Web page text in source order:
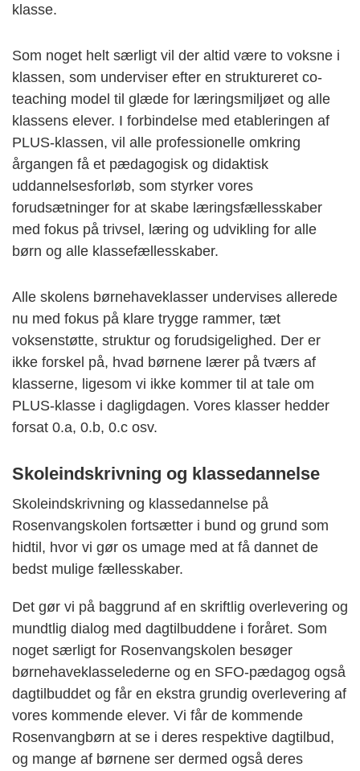
klasse.
Som noget helt særligt vil der altid være to voksne i
klassen, som underviser efter en struktureret co-
teaching model til glæde for læringsmiljøet og alle
klassens elever. I forbindelse med etableringen af
PLUS-klassen, vil alle professionelle omkring
årgangen få et pædagogisk og didaktisk
uddannelsesforløb, som styrker vores
forudsætninger for at skabe læringsfællesskaber
med fokus på trivsel, læring og udvikling for alle
børn og alle klassefællesskaber.
Alle skolens børnehaveklasser undervises allerede
nu med fokus på klare trygge rammer, tæt
voksenstøtte, struktur og forudsigelighed. Der er
ikke forskel på, hvad børnene lærer på tværs af
klasserne, ligesom vi ikke kommer til at tale om
PLUS-klasse i dagligdagen. Vores klasser hedder
forsat 0.a, 0.b, 0.c osv.
Skoleindskrivning og klassedannelse
Skoleindskrivning og klassedannelse på
Rosenvangskolen fortsætter i bund og grund som
hidtil, hvor vi gør os umage med at få dannet de
bedst mulige fællesskaber.
Det gør vi på baggrund af en skriftlig overlevering og
mundtlig dialog med dagtilbuddene i foråret. Som
noget særligt for Rosenvangskolen besøger
børnehaveklasselederne og en SFO-pædagog også
dagtilbuddet og får en ekstra grundig overlevering af
vores kommende elever. Vi får de kommende
Rosenvangbørn at se i deres respektive dagtilbud,
og mange af børnene ser dermed også deres